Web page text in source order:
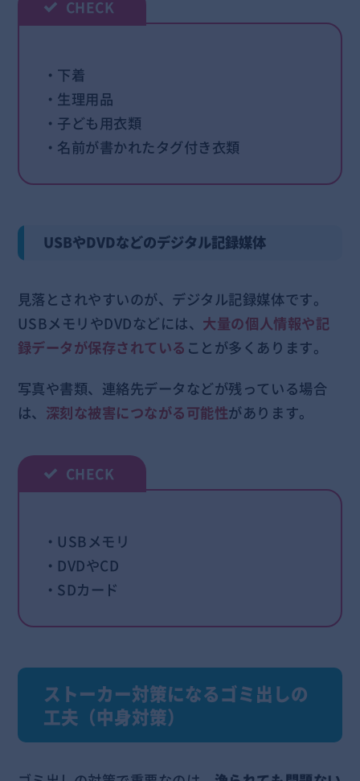
・下着
・生理用品
・子ども用衣類
・名前が書かれたタグ付き衣類
USBやDVDなどのデジタル記録媒体
見落とされやすいのが、デジタル記録媒体です。
USBメモリやDVDなどには、 大量の個人情報や記
録データが保存されている ことが多くあります。
写真や書類、連絡先データなどが残っている場合
は、 深刻な被害につながる可能性があります。
・USBメモリ
・DVDやCD
・SDカード
ストーカー対策になるゴミ出しの
工夫（中身対策）